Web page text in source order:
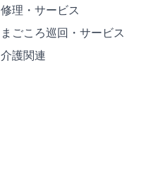
修理・サービス
まごころ巡回・サービス
介護関連